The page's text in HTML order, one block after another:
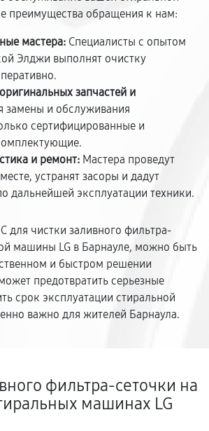
преимущества обращения к нам:
мастера: Специалисты с опытом
Элджи выполнят очистку
запчастей и
замены и обслуживания
сертифицированные и
и ремонт: Мастера проведут
устранят засоры и дадут
дальнейшей эксплуатации техники.
для чистки заливного фильтра-
машины LG в Барнауле, можно быть
и быстром решении
предотвратить серьезные
срок эксплуатации стиральной
важно для жителей Барнаула.
фильтра-сеточки на
машинах LG